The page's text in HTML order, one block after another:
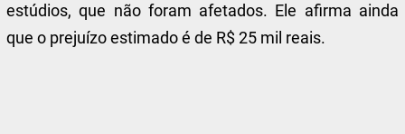
estúdios, que não foram afetados. Ele afirma ainda
que o prejuízo estimado é de R$ 25 mil reais.